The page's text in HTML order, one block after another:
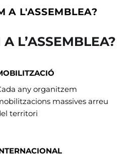
A L'ASSEMBLEA?
L’ASSEMBLEA?
any organitzem
massives arreu
territori